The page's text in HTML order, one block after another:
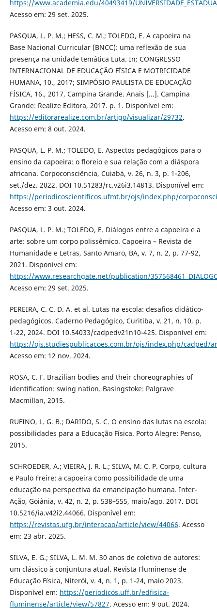
https://www.academia.edu/40493419/
Acesso em: 29 set. 2025.
PASQUA, L. P. M.; HESS, C. M.; TOLEDO, E. A capoeira na
Base Nacional Curricular (BNCC): uma reflexão de sua
presença na unidade temática Luta. In: CONGRESSO
INTERNACIONAL DE EDUCAÇÃO FÍSICA E MOTRICIDADE
HUMANA, 10., 2017; SIMPÓSIO PAULISTA DE EDUCAÇÃO
FÍSICA, 16., 2017, Campina Grande. Anais [...]. Campina
Grande: Realize Editora, 2017. p. 1. Disponível em:
https://editorarealize.com.br/artigo/visualizar/29732.
Acesso em: 8 out. 2024.
PASQUA, L. P. M.; TOLEDO, E. Aspectos pedagógicos para o
ensino da capoeira: o floreio e sua relação com a diáspora
africana. Corpoconsciência, Cuiabá, v. 26, n. 3, p. 1-206,
set./dez. 2022. DOI 10.51283/rc.v26i3.14813. Disponível em:
https://periodicoscientificos.ufmt.br/ojs/index.php/
Acesso em: 3 out. 2024.
PASQUA, L. P. M.; TOLEDO, E. Diálogos entre a capoeira e a
arte: sobre um corpo polissêmico. Capoeira – Revista de
Humanidade e Letras, Santo Amaro, BA, v. 7, n. 2, p. 77-92,
2021. Disponível em:
https://www.researchgate.net/publication/
Acesso em: 29 set. 2025.
PEREIRA, C. C. D. A. et al. Lutas na escola: desafios didático-
pedagógicos. Caderno Pedagógico, Curitiba, v. 21, n. 10, p.
1-22, 2024. DOI 10.54033/cadpedv21n10-425. Disponível em:
https://ojs.studiespublicacoes.com.br/ojs/index.php/cadped/
Acesso em: 12 nov. 2024.
ROSA, C. F. Brazilian bodies and their choreographies of
identification: swing nation. Basingstoke: Palgrave
Macmillan, 2015.
RUFINO, L. G. B.; DARIDO, S. C. O ensino das lutas na escola:
possibilidades para a Educação Física. Porto Alegre: Penso,
2015.
SCHROEDER, A.; VIEIRA, J. R. L.; SILVA, M. C. P. Corpo, cultura
e Paulo Freire: a capoeira como possibilidade de uma
educação na perspectiva da emancipação humana. Inter-
Ação, Goiânia, v. 42, n. 2, p. 538–555, maio/ago. 2017. DOI
10.5216/ia.v42i2.44066. Disponível em:
https://revistas.ufg.br/interacao/article/view/44066. Acesso
em: 23 abr. 2025.
SILVA, E. G.; SILVA, L. M. M. 30 anos de coletivo de autores:
um clássico à conjuntura atual. Revista Fluminense de
Educação Física, Niterói, v. 4, n. 1, p. 1-24, maio 2023.
Disponível em: https://periodicos.uff.br/edfisica-
fluminense/article/view/57827. Acesso em: 9 out. 2024.